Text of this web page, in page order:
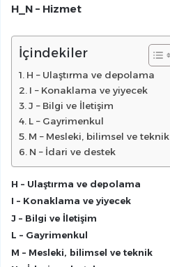
H_N – Hizmet
İçindekiler
H – Ulaştırma ve depolama
I – Konaklama ve yiyecek
J – Bilgi ve İletişim
L – Gayrimenkul
M – Mesleki, bilimsel ve teknik
N – İdari ve destek
H – Ulaştırma ve depolama
I – Konaklama ve yiyecek
J – Bilgi ve İletişim
L – Gayrimenkul
M – Mesleki, bilimsel ve teknik